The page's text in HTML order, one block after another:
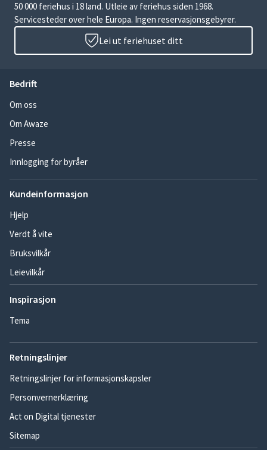
50 000 feriehus i 18 land. Utleie av feriehus siden 1968.
Servicesteder over hele Europa. Ingen reservasjonsgebyrer.
Lei ut feriehuset ditt
Bedrift
Om oss
Om Awaze
Presse
Innlogging for byråer
Kundeinformasjon
Hjelp
Verdt å vite
Bruksvilkår
Leievilkår
Inspirasjon
Tema
Retningslinjer
Retningslinjer for informasjonskapsler
Personvernerklæring
Act on Digital tjenester
Sitemap